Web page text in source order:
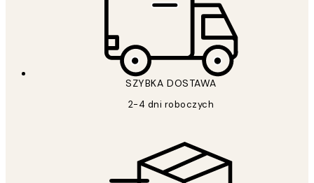
SZYBKA DOSTAWA
2-4 dni roboczych